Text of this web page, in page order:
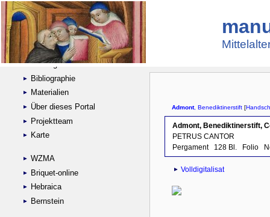
Suche
Handschriftensammlungen
Digitalisierte Handschriften
Kataloge
Bibliographie
Materialien
Über dieses Portal
Projektteam
Karte
WZMA
Briquet-online
Hebraica
Bernstein